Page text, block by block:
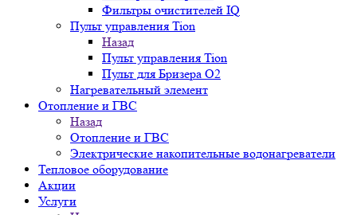
Фильтры очистителей IQ
Пульт управления Tion
Назад
Пульт управления Tion
Пульт для Бризера O2
Нагревательный элемент
Отопление и ГВС
Назад
Отопление и ГВС
Электрические накопительные водонагреватели
Тепловое оборудование
Акции
Услуги